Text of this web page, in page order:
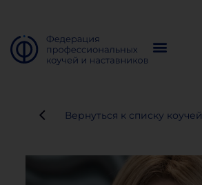
Вернуться к списку коучей